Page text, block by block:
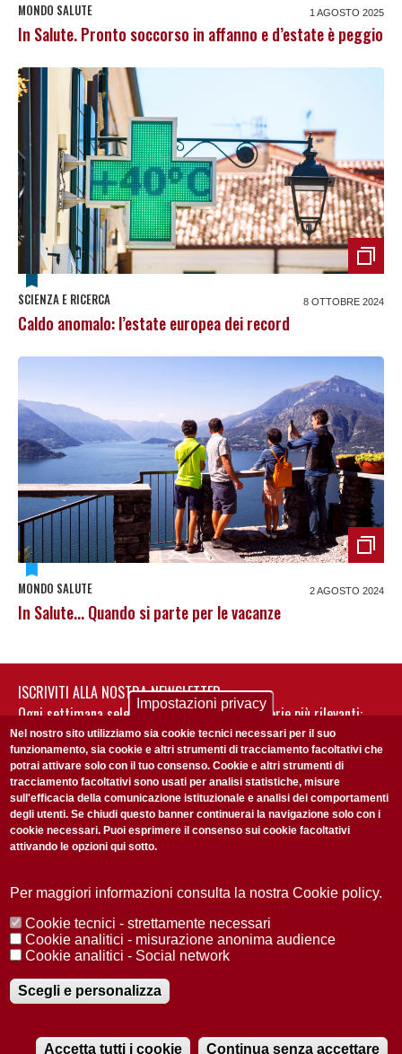
MONDO SALUTE 1 AGOSTO 2025
In Salute. Pronto soccorso in affanno e d’estate è peggio
SCIENZA E RICERCA 8 OTTOBRE 2024
Caldo anomalo: l’estate europea dei record
MONDO SALUTE 2 AGOSTO 2024
In Salute... Quando si parte per le vacanze
ISCRIVITI ALLA NOSTRA NEWSLETTER
Ogni settimana selezioniamo per te nostre storie più rilevanti:
non perderti gli aggiornamenti della nostra newsletter
Accetto laPrivacy Policy
Redazione Copyright Privacy
Area stampa
© 2025 Università di Padova
Registrazione presso il Tribunale di Padova n. 2097/2012 del 18 giugno
2012
Impostazioni privacy
Nel nostro sito utilizziamo sia cookie tecnici necessari per il suo
funzionamento, sia cookie e altri strumenti di tracciamento facoltativi che
potrai attivare solo con il tuo consenso. Cookie e altri strumenti di
tracciamento facoltativi sono usati per analisi statistiche, misure
sull'efficacia della comunicazione istituzionale e analisi dei comportamenti
degli utenti. Se chiudi questo banner continuerai la navigazione solo con i
cookie necessari. Puoi esprimere il consenso sui cookie facoltativi
attivando le opzioni qui sotto.
Per maggiori informazioni consulta la nostra Cookie policy.
Cookie tecnici - strettamente necessari
Cookie analitici - misurazione anonima audience
Cookie analitici - Social network
Scegli e personalizza
Accetta tutti i cookie Continua senza accettare